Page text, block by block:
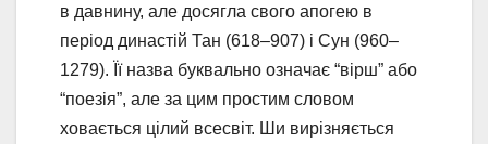
в давнину, але досягла свого апогею в
період династій Тан (618–907) і Сун (960–
1279). Її назва буквально означає “вірш” або
“поезія”, але за цим простим словом
ховається цілий всесвіт. Ши вирізняється